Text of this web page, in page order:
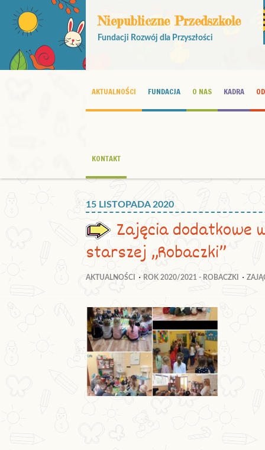
Niepubliczne Przedszkole
Fundacji Rozwój dla Przyszłości
AKTUALNOŚCI FUNDACJA O NAS KADRA
KONTAKT
15 LISTOPADA 2020
Zajęcia dodatkowe
starszej „Robaczki”
AKTUALNOŚCI ROK 2020/2021 - ROBACZKI